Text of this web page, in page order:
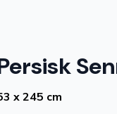
x 245 cm